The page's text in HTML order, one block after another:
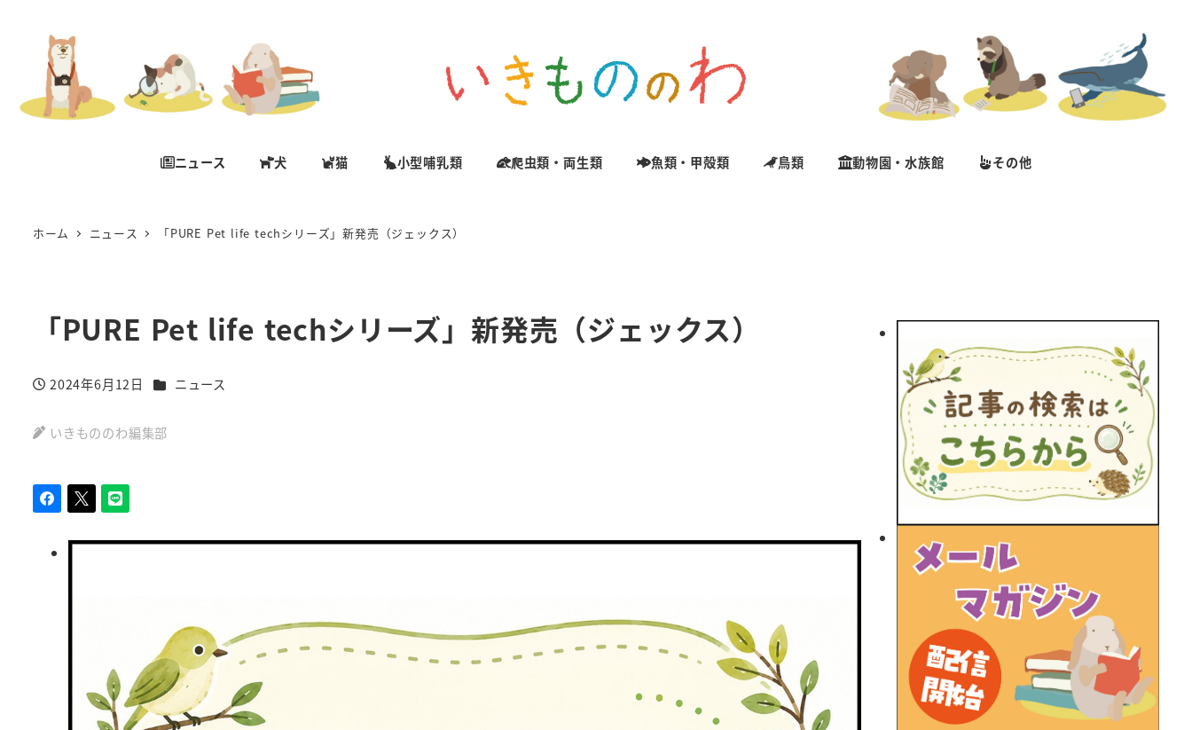
ニュース 犬 猫 小型哺乳類 爬虫類・両生類 魚類・甲殻類 鳥類 動物園・水族館 その他
ホーム ニュース 「PURE Pet life techシリーズ」新発売（ジェックス）
「PURE Pet life techシリーズ」新発売（ジェックス）
投稿日
2024年6月12日 カテゴリー
ニュース
いきもののわ編集部